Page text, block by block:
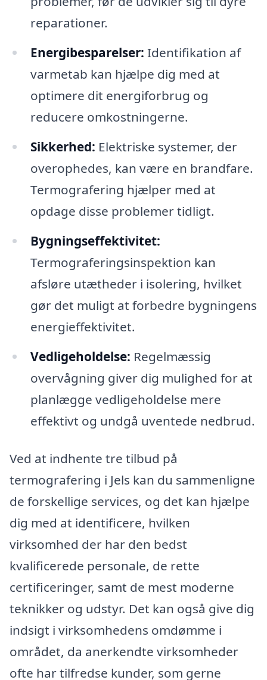
reparationer.
Energibesparelser: Identifikation af
varmetab kan hjælpe dig med at
optimere dit energiforbrug og
reducere omkostningerne.
Sikkerhed: Elektriske systemer, der
overophedes, kan være en brandfare.
Termografering hjælper med at
opdage disse problemer tidligt.
Bygningseffektivitet:
Termograferingsinspektion kan
afsløre utætheder i isolering, hvilket
gør det muligt at forbedre bygningens
energieffektivitet.
Vedligeholdelse: Regelmæssig
overvågning giver dig mulighed for at
planlægge vedligeholdelse mere
effektivt og undgå uventede nedbrud.
Ved at indhente tre tilbud på
termografering i Jels kan du sammenligne
de forskellige services, og det kan hjælpe
dig med at identificere, hvilken
virksomhed der har den bedst
kvalificerede personale, de rette
certificeringer, samt de mest moderne
teknikker og udstyr. Det kan også give dig
indsigt i virksomhedens omdømme i
området, da anerkendte virksomheder
ofte har tilfredse kunder, som gerne